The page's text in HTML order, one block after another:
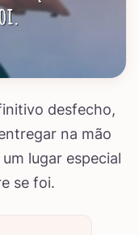
desfecho,
na mão
lugar especial
se foi.